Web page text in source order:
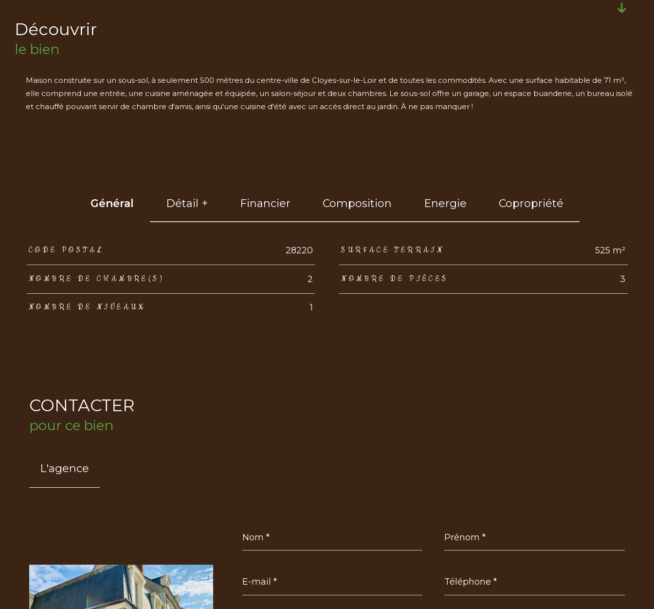
découvrir
le bien
Maison construite sur un sous-sol, à seulement 500 mètres du centre-ville de Cloyes-sur-le-Loir et de toutes les commodités. Avec une surface habitable de 71 m²,
elle comprend une entrée, une cuisine aménagée et équipée, un salon-séjour et deux chambres. Le sous-sol offre un garage, un espace buanderie, un bureau isolé
et chauffé pouvant servir de chambre d'amis, ainsi qu'une cuisine d'été avec un accès direct au jardin. À ne pas manquer !
Général Détail + Financier Composition Energie Copropriété
TRAD_ZEPHYR_Caracteristique
CODE POSTAL 28220 SURFACE TERRAIN 525 m²
NOMBRE DE CHAMBRE(S) 2 NOMBRE DE PIÈCES 3
NOMBRE DE NIVEAUX 1
CONTACTER
pour ce bien
L'agence
* *
mail
*
*